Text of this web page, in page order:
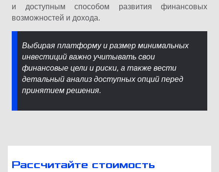
и доступным способом развития финансовых
возможностей и дохода.
Выбирая платформу и размер минимальных
инвестиций важно учитывать свои
финансовые цели и риски, а также вести
детальный анализ доступных опций перед
принятием решения.
Рассчитайте стоимость